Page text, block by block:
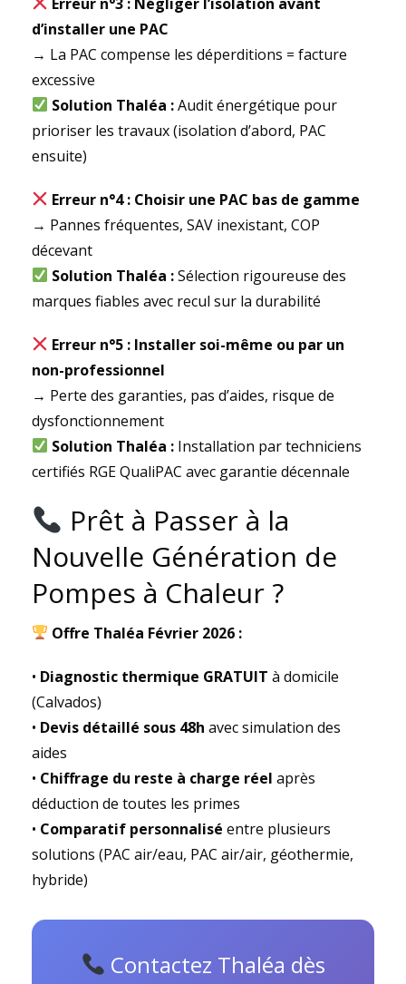
d’installer une PAC
→ La PAC compense les déperditions = facture
excessive
Solution Thaléa :Audit énergétique pour
prioriser les travaux (isolation d’abord, PAC
ensuite)
Erreur n°4 : Choisir une PAC bas de gamme
→ Pannes fréquentes, SAV inexistant, COP
décevant
Solution Thaléa :Sélection rigoureuse des
marques fiables avec recul sur la durabilité
Erreur n°5 : Installer soi-même ou par un
non-professionnel
→ Perte des garanties, pas d’aides, risque de
dysfonctionnement
Solution Thaléa : Installation par techniciens
certifiés RGE QualiPAC avec garantie décennale
Prêt à Passer à la
Nouvelle Génération de
Pompes à Chaleur ?
Offre Thaléa Février 2026 :
• Diagnostic thermique GRATUIT à domicile
(Calvados)
• Devis détaillé sous 48h avec simulation des
aides
• Chiffrage du reste à charge réel après
déduction de toutes les primes
• Comparatif personnalisé entre plusieurs
solutions (PAC air/eau, PAC air/air, géothermie,
hybride)
Contactez Thaléa dès